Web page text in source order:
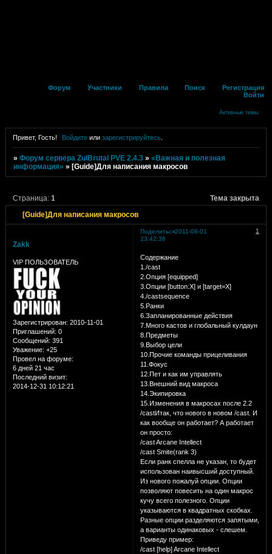
Форум Участники Правила Поиск
Регистрация
Войти
Активные темы
Привет, Гость! Войдите илизарегистрируйтесь
»Форум сервера ZulBrutal PVE 2.4.3 »«Важная и полезная
информация» »[Guide]Для написания макросов
[Guide]Для написания макросов
Страница:1 Тема закрыта
Поделиться 1
2011-08-01
23:42:36
Zakk
VIP ПОЛЬЗОВАТЕЛЬ
Зарегистрирован: 2010-11-01
Приглашений: 0
Сообщений: 391
Уважение: +25
Провел на форуме:
6 дней 21 час
Последний визит:
2014-12-31 10:12:21
Содержание
1./cast
2.Опция [equipped]
3.Опции [button:X] и [target=Х]
4./castsequence
5.Ранки
6.Запланированные действия
7.Много кастов и глобальный кулдаун
8.Предметы
9.Выбор цели
10.Прочие команды прицеливания
11.Фокус
12.Пет и как им управлять
13.Внешний вид макроса
14.Экипировка
15.Изменения в макросах после 2.2
/castИтак, что нового в новом /cast. И
как вообще он работает? А работает
он просто:
/cast Arcane Intellect
/cast Smite(rank 3)
Если ранк спелла не указан, то будет
использован наивысший доступный.
Из нового пожалуй опции. Опции
позволяют повесить на один макрос
кучу всего полезного. Опции
указываются в квадратных скобках.
Разные опции разделяются запятыми,
а варианты одинаковых - слешем.
Приведу пример:
/cast [help] Arcane Intellect